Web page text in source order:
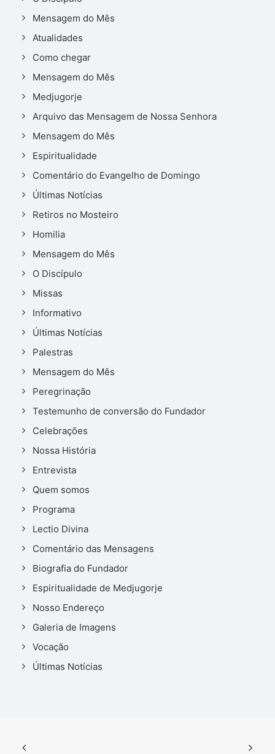
Mensagem do Mês
Atualidades
Como chegar
Mensagem do Mês
Medjugorje
Arquivo das Mensagem de Nossa Senhora
Mensagem do Mês
Espiritualidade
Comentário do Evangelho de Domingo
Últimas Notícias
Retiros no Mosteiro
Homilia
Mensagem do Mês
O Discípulo
Missas
Informativo
Últimas Notícias
Palestras
Mensagem do Mês
Peregrinação
Testemunho de conversão do Fundador
Celebrações
Nossa História
Entrevista
Quem somos
Programa
Lectio Divina
Comentário das Mensagens
Biografia do Fundador
Espiritualidade de Medjugorje
Nosso Endereço
Galeria de Imagens
Vocação
Últimas Notícias